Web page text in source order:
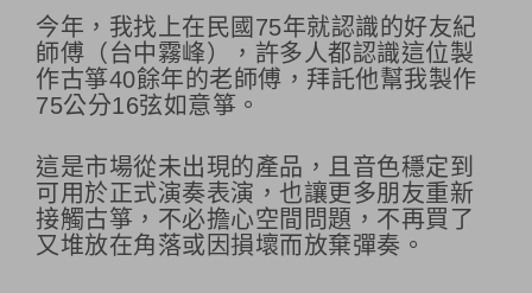
今年，我找上在民國75年就認識的好友紀
師傅（台中霧峰），許多人都認識這位製
作古箏40餘年的老師傅，拜託他幫我製作
75公分16弦如意箏。
這是市場從未出現的產品，且音色穩定到
可用於正式演奏表演，也讓更多朋友重新
接觸古箏，不必擔心空間問題，不再買了
又堆放在角落或因損壞而放棄彈奏。